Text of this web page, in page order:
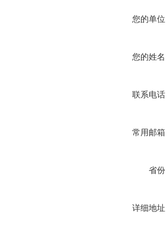
您的单位
您的姓名
联系电话
常用邮箱
省份
详细地址